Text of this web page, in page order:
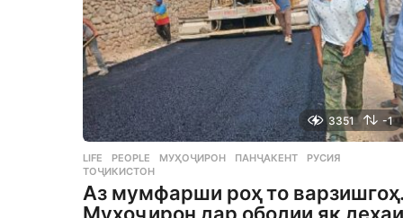
o
3351 -1
LIFE ,PEOPLE МУҲОҶИРОН ,ПАНҶАКЕНТ ,РУСИЯ
ТОҶИКИСТОН
Аз мумфарши роҳ то варзишгоҳ.
Муҳоҷирон дар ободии як деҳаи